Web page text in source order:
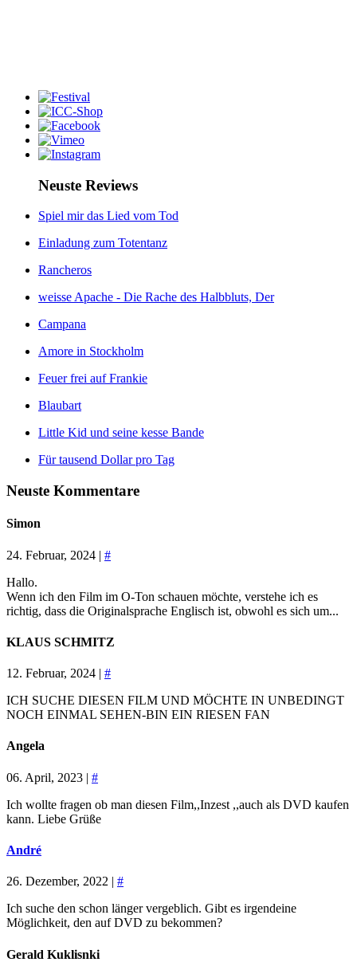
Neuste Reviews
Spiel mir das Lied vom Tod
Einladung zum Totentanz
Rancheros
weisse Apache - Die Rache des Halbbluts, Der
Campana
Amore in Stockholm
Feuer frei auf Frankie
Blaubart
Little Kid und seine kesse Bande
Für tausend Dollar pro Tag
Neuste Kommentare
Simon
24. Februar, 2024 | #
Hallo.
Wenn ich den Film im O-Ton schauen möchte, verstehe ich es
richtig, dass die Originalsprache Englisch ist, obwohl es sich um...
KLAUS SCHMITZ
12. Februar, 2024 | #
ICH SUCHE DIESEN FILM UND MÖCHTE IN UNBEDINGT
NOCH EINMAL SEHEN-BIN EIN RIESEN FAN
Angela
06. April, 2023 | #
Ich wollte fragen ob man diesen Film,,Inzest ,,auch als DVD kaufen
kann. Liebe Grüße
André
26. Dezember, 2022 | #
Ich suche den schon länger vergeblich. Gibt es irgendeine
Möglichkeit, den auf DVD zu bekommen?
Gerald Kuklisnki